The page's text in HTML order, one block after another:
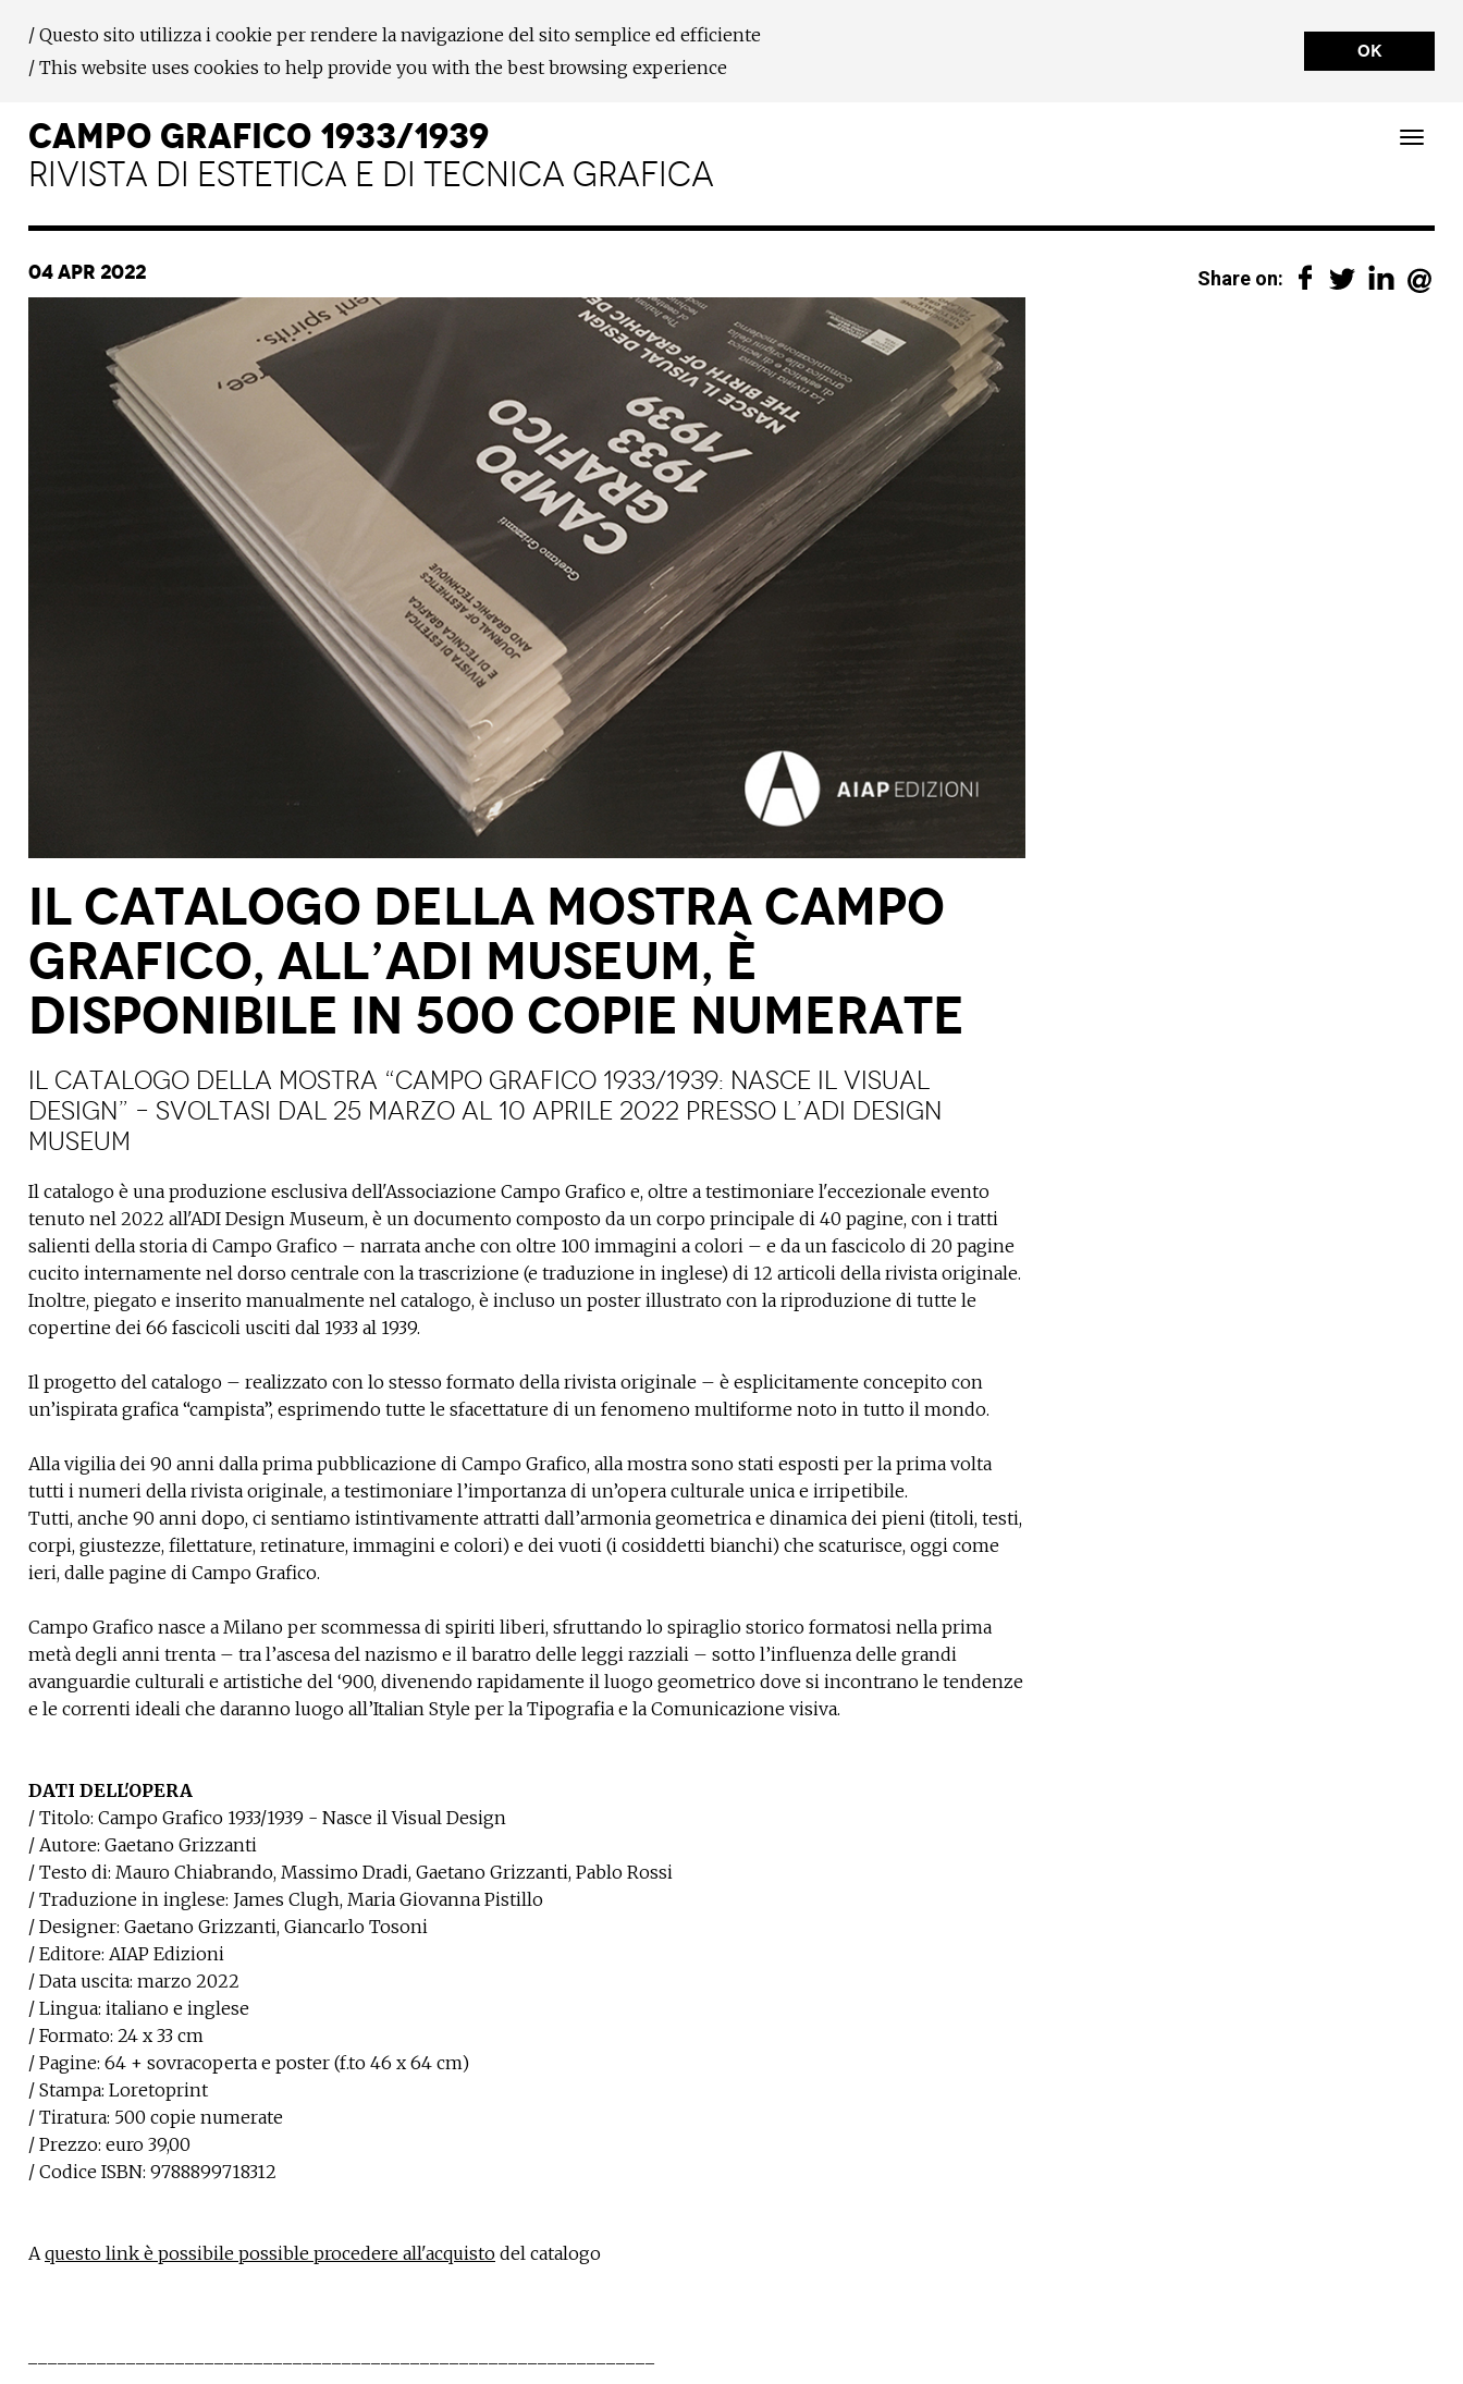
/ Questo sito utilizza i cookie per rendere la navigazione del sito semplice ed efficiente
/ This website uses cookies to help provide you with the best browsing experience
OK
CAMPO GRAFICO 1933/1939
RIVISTA DI ESTETICA E DI TECNICA GRAFICA
04 Apr 2022 Share on:
IL Catalogo della mostra CAMPO
GRAFICO, all’ADI MUSEUM, è
DISPONIBILE IN 500 COPIE NUMERATE
IL CATALOGO DELLA mostra “Campo Grafico 1933/1939: nasce il visual
design” – svoltasi dal 25 marzo al 10 aprile 2022 presso l’ADI Design
Museum
Il catalogo è una produzione esclusiva dell'Associazione Campo Grafico e, oltre a testimoniare l'eccezionale evento
tenuto nel 2022 all'ADI Design Museum, è un documento composto da un corpo principale di 40 pagine, con i tratti
salienti della storia di Campo Grafico – narrata anche con oltre 100 immagini a colori – e da un fascicolo di 20 pagine
cucito internamente nel dorso centrale con la trascrizione (e traduzione in inglese) di 12 articoli della rivista originale.
Inoltre, piegato e inserito manualmente nel catalogo, è incluso un poster illustrato con la riproduzione di tutte le
copertine dei 66 fascicoli usciti dal 1933 al 1939.
Il progetto del catalogo – realizzato con lo stesso formato della rivista originale – è esplicitamente concepito con
un’ispirata grafica “campista”, esprimendo tutte le sfacettature di un fenomeno multiforme noto in tutto il mondo.
Alla vigilia dei 90 anni dalla prima pubblicazione di Campo Grafico, alla mostra sono stati esposti per la prima volta
tutti i numeri della rivista originale, a testimoniare l’importanza di un’opera culturale unica e irripetibile.
Tutti, anche 90 anni dopo, ci sentiamo istintivamente attratti dall’armonia geometrica e dinamica dei pieni (titoli, testi,
corpi, giustezze, filettature, retinature, immagini e colori) e dei vuoti (i cosiddetti bianchi) che scaturisce, oggi come
ieri, dalle pagine di Campo Grafico.
Campo Grafico nasce a Milano per scommessa di spiriti liberi, sfruttando lo spiraglio storico formatosi nella prima
metà degli anni trenta – tra l’ascesa del nazismo e il baratro delle leggi razziali – sotto l’influenza delle grandi
avanguardie culturali e artistiche del ‘900, divenendo rapidamente il luogo geometrico dove si incontrano le tendenze
e le correnti ideali che daranno luogo all’Italian Style per la Tipografia e la Comunicazione visiva.
​​​​​​​DATI DELL'OPERA
/ Titolo: Campo Grafico 1933/1939 - Nasce il Visual Design
/ Autore: Gaetano Grizzanti
/ Testo di: Mauro Chiabrando, Massimo Dradi, Gaetano Grizzanti, Pablo Rossi
/ Traduzione in inglese: James Clugh, Maria Giovanna Pistillo
/ Designer: Gaetano Grizzanti, Giancarlo Tosoni
/ Editore: AIAP Edizioni
/ Data uscita: marzo 2022
/ Lingua: italiano e inglese
/ Formato: 24 x 33 cm
/ Pagine: 64 + sovracoperta e poster (f.to 46 x 64 cm)
/ Stampa: Loretoprint
/ Tiratura: 500 copie numerate
/ Prezzo: euro 39,00
/ Codice ISBN: 9788899718312
A questo link è possibile possible procedere all'acquisto del catalogo